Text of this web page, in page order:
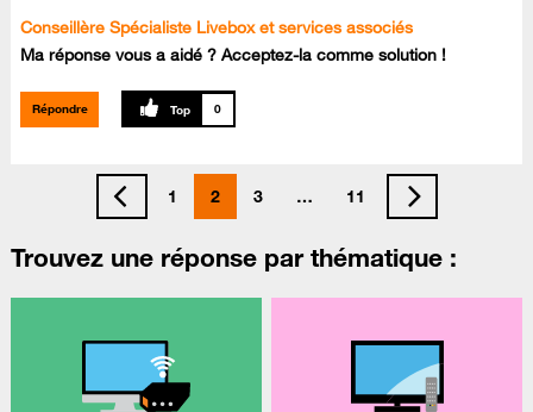
Conseillère Spécialiste Livebox et services associés
Ma réponse vous a aidé ? Acceptez-la comme solution !
Répondre 0
1 2 3 … 11
Trouvez une réponse par thématique :